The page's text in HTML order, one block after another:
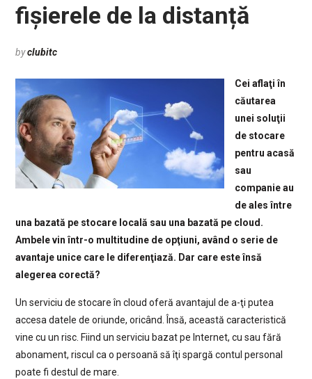
fișierele de la distanță
byclubitc
Cei aflaţi în
căutarea
unei soluţii
de stocare
pentru acasă
sau
companie au
de ales între
una bazată pe stocare locală sau una bazată pe cloud.
Ambele vin într-o multitudine de opţiuni, având o serie de
avantaje unice care le diferenţiază. Dar care este însă
alegerea corectă?
Un serviciu de stocare în cloud oferă avantajul de a-ţi putea
accesa datele de oriunde, oricând. Însă, această caracteristică
vine cu un risc. Fiind un serviciu bazat pe Internet, cu sau fără
abonament, riscul ca o persoană să îţi spargă contul personal
poate fi destul de mare.